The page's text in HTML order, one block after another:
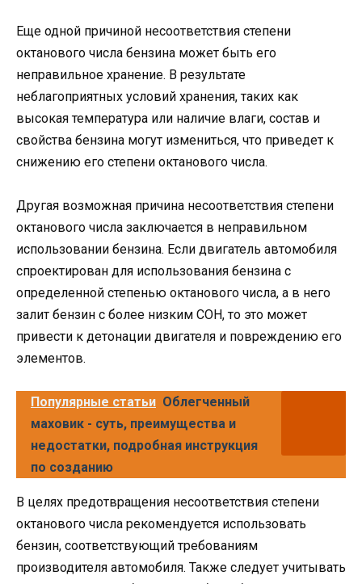
Еще одной причиной несоответствия степени
октанового числа бензина может быть его
неправильное хранение. В результате
неблагоприятных условий хранения, таких как
высокая температура или наличие влаги, состав и
свойства бензина могут измениться, что приведет к
снижению его степени октанового числа.
Другая возможная причина несоответствия степени
октанового числа заключается в неправильном
использовании бензина. Если двигатель автомобиля
спроектирован для использования бензина с
определенной степенью октанового числа, а в него
залит бензин с более низким СОН, то это может
привести к детонации двигателя и повреждению его
элементов.
Популярные статьи Облегченный
маховик - суть, преимущества и
недостатки, подробная инструкция
по созданию
В целях предотвращения несоответствия степени
октанового числа рекомендуется использовать
бензин, соответствующий требованиям
производителя автомобиля. Также следует учитывать